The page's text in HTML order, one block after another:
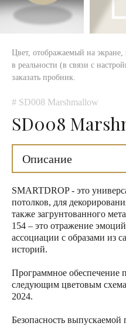
Цвет, отображаемый на экране,
в реальности (в связи с
заказать пробник.
# SD008 Marshmallow
SD008
Описание
SMARTDROP - это
потолков, для
также загрунтованного
154 – это отражение
ассоциации с образами из
историй.
Программное обеспечение
следующим цветовым
2024.
Безопасность